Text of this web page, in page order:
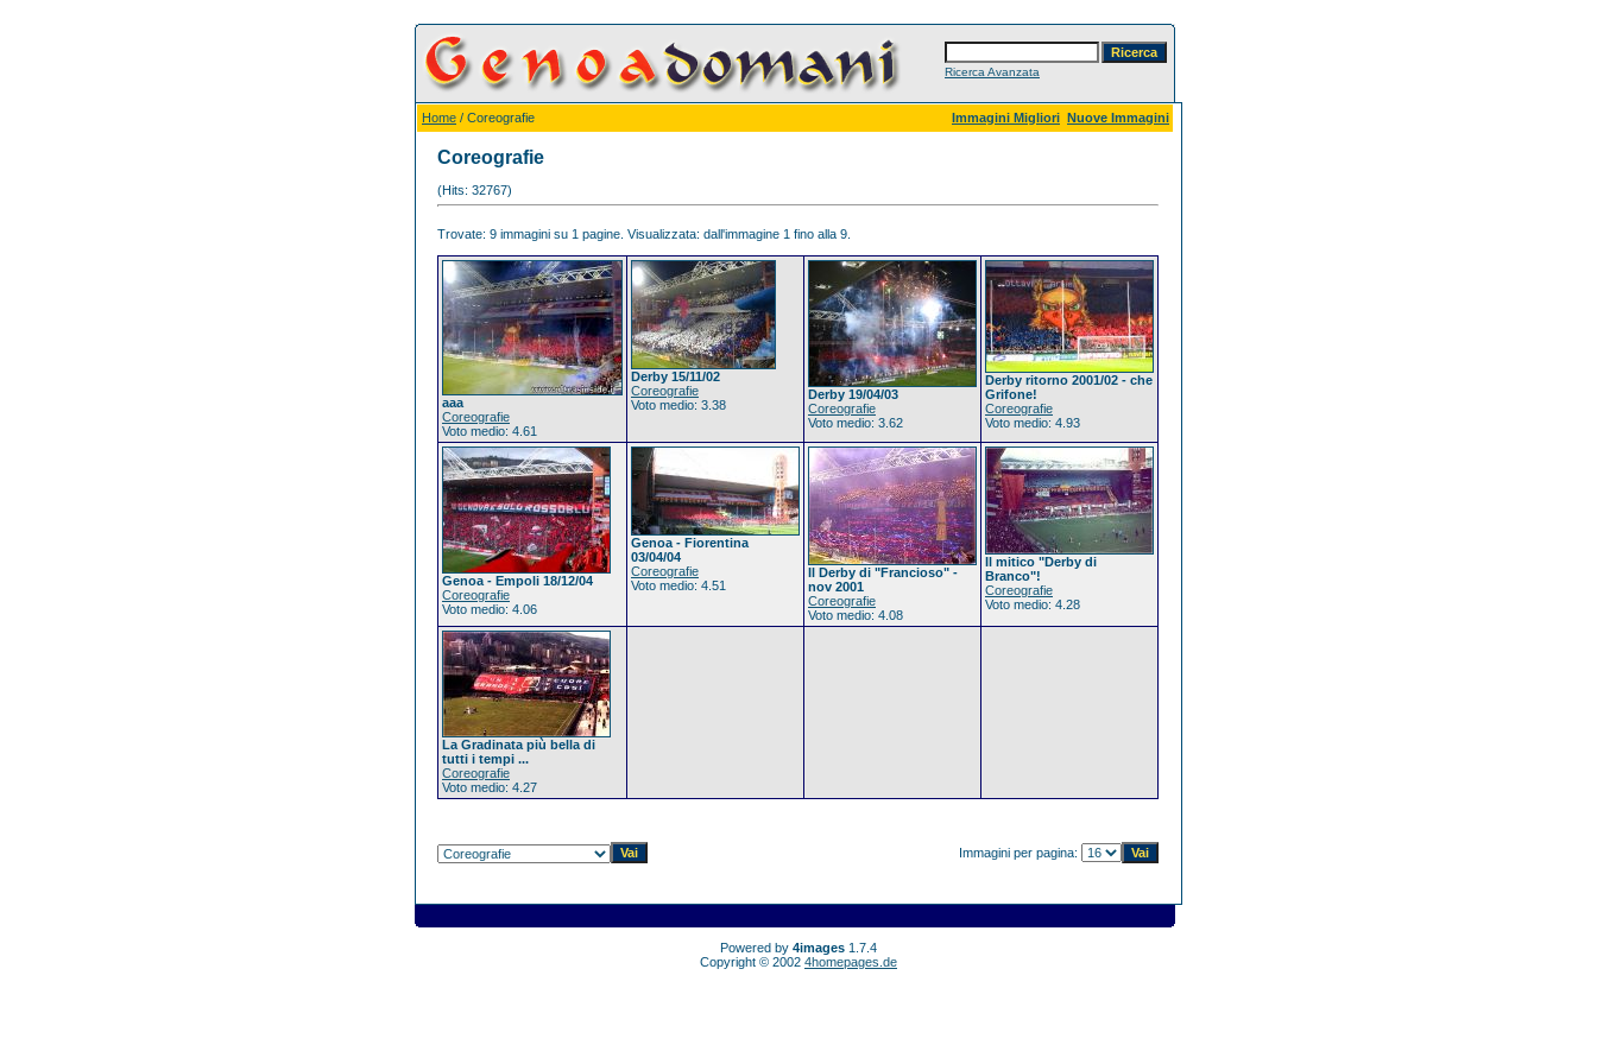
Ricerca Avanzata
Home / Coreografie Immagini Migliori Nuove Immagini
Coreografie
(Hits: 32767)
Trovate: 9 immagini su 1 pagine. Visualizzata: dall'immagine 1 fino alla 9.
aaa
Coreografie
Voto medio: 4.61
Derby 15/11/02
Coreografie
Voto medio: 3.38
Derby 19/04/03
Coreografie
Voto medio: 3.62
Derby ritorno 2001/02 - che
Grifone!
Coreografie
Voto medio: 4.93
Genoa - Empoli 18/12/04
Coreografie
Voto medio: 4.06
Genoa - Fiorentina
03/04/04
Coreografie
Voto medio: 4.51
Il Derby di "Francioso" -
nov 2001
Coreografie
Voto medio: 4.08
Il mitico "Derby di
Branco"!
Coreografie
Voto medio: 4.28
La Gradinata più bella di
tutti i tempi ...
Coreografie
Voto medio: 4.27
Immagini per pagina:
Powered by 4images 1.7.4
Copyright © 2002 4homepages.de